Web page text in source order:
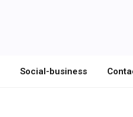
Social-business